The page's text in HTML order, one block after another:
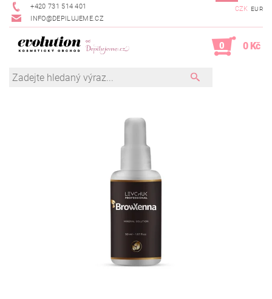
+420 731 514 401
INFO@DEPILUJEME.CZ
CZK EUR
0 0 Kč